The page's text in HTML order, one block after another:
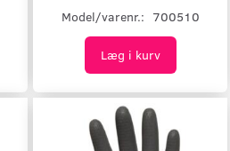
Model/varenr.: 700510
Læg i kurv